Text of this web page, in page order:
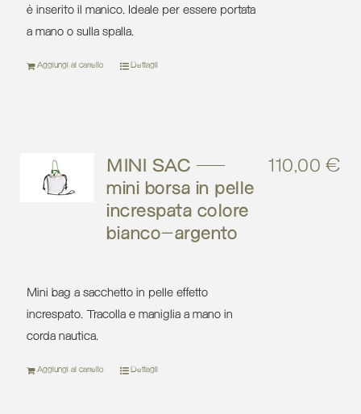
è inserito il manico. Ideale per essere portata
a mano o sulla spalla.
Aggiungi al carrello Dettagli
MINI SAC –
mini borsa in pelle
increspata colore
bianco-argento
110,00€
Mini bag a sacchetto in pelle effetto
increspato. Tracolla e maniglia a mano in
corda nautica.
Aggiungi al carrello Dettagli